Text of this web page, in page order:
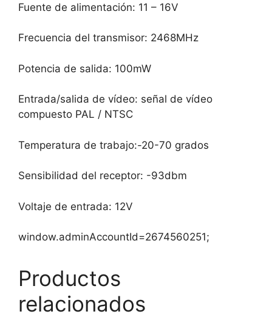
Fuente de alimentación: 11 – 16V
Frecuencia del transmisor: 2468MHz
Potencia de salida: 100mW
Entrada/salida de vídeo: señal de vídeo
compuesto PAL / NTSC
Temperatura de trabajo:-20-70 grados
Sensibilidad del receptor: -93dbm
Voltaje de entrada: 12V
window.adminAccountId=2674560251;
Productos
relacionados